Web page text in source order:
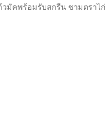
วมัคพร้อมรับสกรีน ชามตราไก่